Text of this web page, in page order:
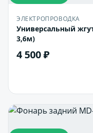
ЭЛЕКТРОПРОВОДКА
Универсальный
3,6м)
4 500 ₽